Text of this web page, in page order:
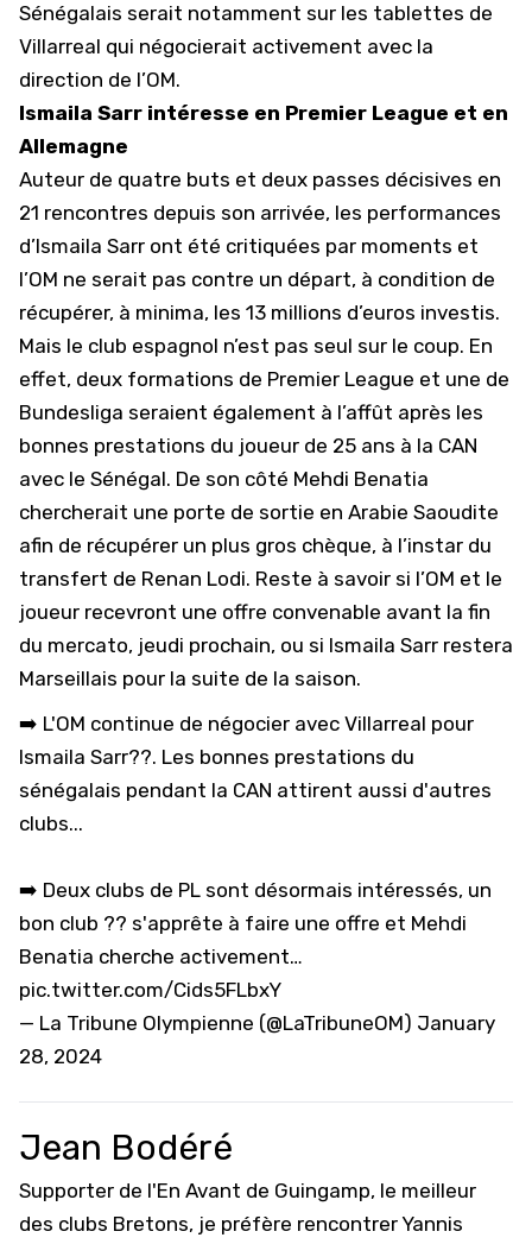
Sénégalais serait notamment sur les tablettes de
Villarreal qui négocierait activement avec la
direction de l’OM.
Ismaila Sarr intéresse en Premier League et en
Allemagne
Auteur de quatre buts et deux passes décisives en
21 rencontres depuis son arrivée, les performances
d’Ismaila Sarr ont été critiquées par moments et
l’OM ne serait pas contre un départ, à condition de
récupérer, à minima, les 13 millions d’euros investis.
Mais le club espagnol n’est pas seul sur le coup. En
effet, deux formations de Premier League et une de
Bundesliga seraient également à l’affût après les
bonnes prestations du joueur de 25 ans à la CAN
avec le Sénégal. De son côté Mehdi Benatia
chercherait une porte de sortie en Arabie Saoudite
afin de récupérer un plus gros chèque, à l’instar du
transfert de Renan Lodi. Reste à savoir si l’OM et le
joueur recevront une offre convenable avant la fin
du mercato, jeudi prochain, ou si Ismaila Sarr restera
Marseillais pour la suite de la saison.
➡️ L'OM continue de négocier avec Villarreal pour
Ismaila Sarr??. Les bonnes prestations du
sénégalais pendant la CAN attirent aussi d'autres
clubs...
➡️ Deux clubs de PL sont désormais intéressés, un
bon club ?? s'apprête à faire une offre et Mehdi
Benatia cherche activement…
pic.twitter.com/Cids5FLbxY
— La Tribune Olympienne (@LaTribuneOM) January
28, 2024
Jean Bodéré
Supporter de l'En Avant de Guingamp, le meilleur
des clubs Bretons, je préfère rencontrer Yannis